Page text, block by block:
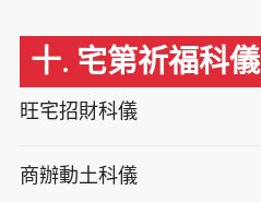
十. 宅第祈福科儀
旺宅招財科儀
商辦動土科儀